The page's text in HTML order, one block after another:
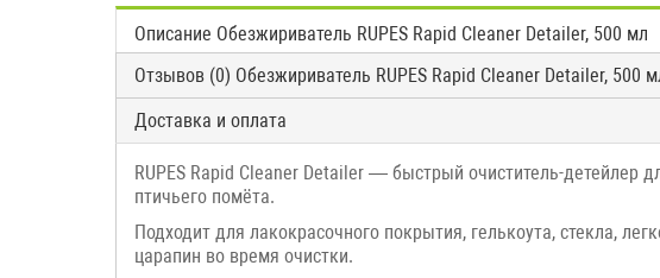
Описание Обезжириватель RUPES Rapid Cleaner Detailer, 500 мл
Отзывов (0) Обезжириватель RUPES Rapid Cleaner Detailer, 500
Доставка и оплата
RUPES Rapid Cleaner Detailer — быстрый очиститель-детейлер
птичьего помёта.
Подходит для лакокрасочного покрытия, гелькоута, стекла,
царапин во время очистки.